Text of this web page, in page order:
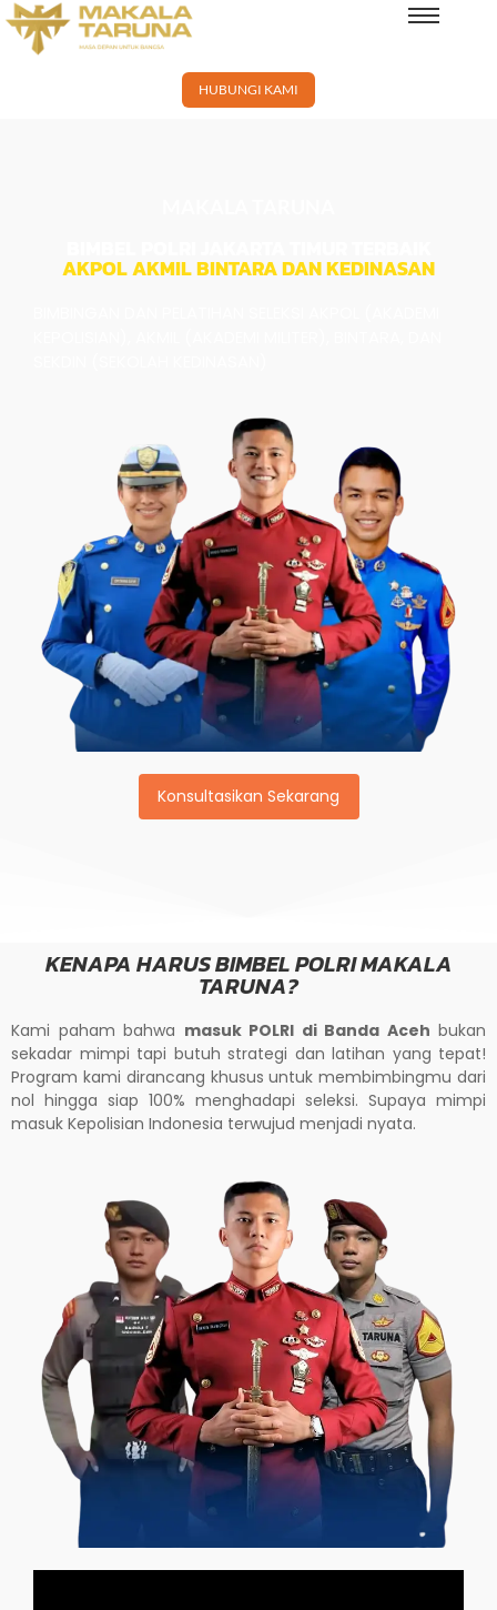
HUBUNGI KAMI
AKPOL AKMIL BINTARA DAN KEDINASAN
Konsultasikan Sekarang
KENAPA HARUS BIMBEL POLRI MAKALA
TARUNA?
Kami paham bahwa masuk POLRI di Banda Aceh bukan
sekadar mimpi tapi butuh strategi dan latihan yang tepat!
Program kami dirancang khusus untuk membimbingmu dari
nol hingga siap 100% menghadapi seleksi. Supaya mimpi
masuk Kepolisian Indonesia terwujud menjadi nyata.